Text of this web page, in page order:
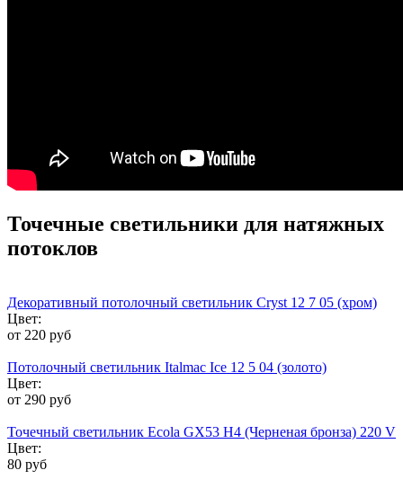
Точечные светильники для натяжных
потоклов
Декоративный потолочный светильник Cryst 12 7 05 (хром)
Цвет:
от 220 руб
Потолочный светильник Italmac Ice 12 5 04 (золото)
Цвет:
от 290 руб
Точечный светильник Ecola GX53 H4 (Черненая бронза) 220 V
Цвет:
80 руб